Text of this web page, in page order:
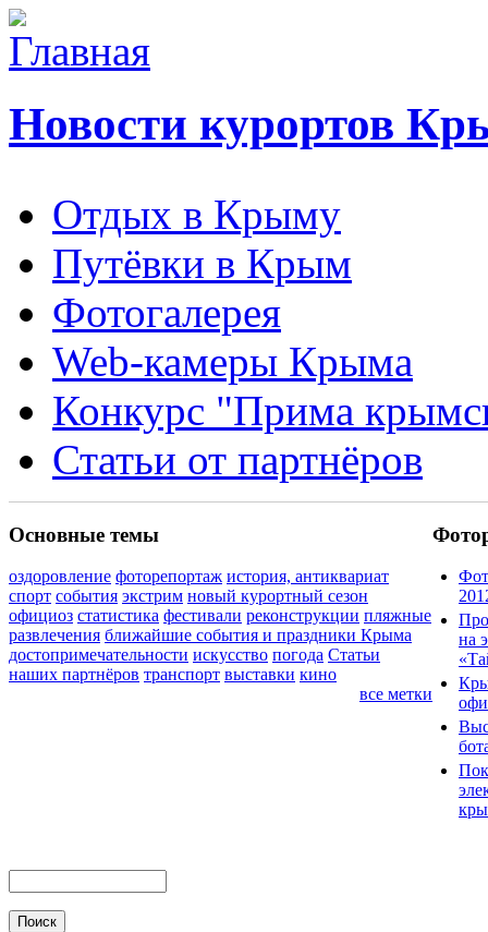
Новости курортов
Отдых в Крыму
Путёвки в Крым
Фотогалерея
Web-камеры Крыма
Конкурс "Прима
Статьи от партнёров
Основные темы
оздоровление фоторепортаж история, антиквариат
спорт события экстрим новый курортный сезон
официоз статистика фестивали реконструкции пляжные
развлечения ближайшие события и праздники Крыма
достопримечательности искусство погода Статьи
наших партнёров транспорт выставки кино
все метки
на